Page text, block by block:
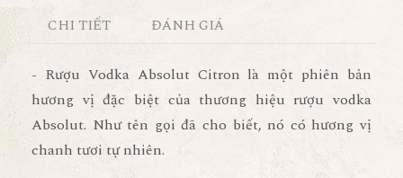
CHI TIẾT ĐÁNH GIÁ
- Rượu Vodka Absolut Citron là một phiên bản
hương vị đặc biệt của thương hiệu rượu vodka
Absolut. Như tên gọi đã cho biết, nó có hương vị
chanh tươi tự nhiên.